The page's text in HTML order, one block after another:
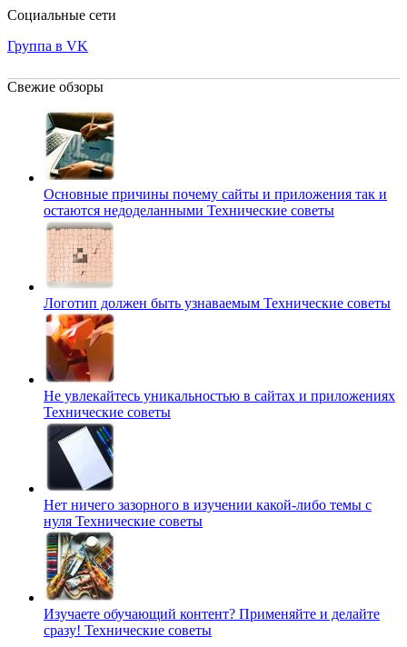
Социальные сети
Группа в VK
Свежие обзоры
Основные причины почему сайты и приложения так и
остаются недоделанными Технические советы
Логотип должен быть узнаваемым Технические советы
Не увлекайтесь уникальностью в сайтах и приложениях
Технические советы
Нет ничего зазорного в изучении какой-либо темы с
нуля Технические советы
Изучаете обучающий контент? Применяйте и делайте
сразу! Технические советы